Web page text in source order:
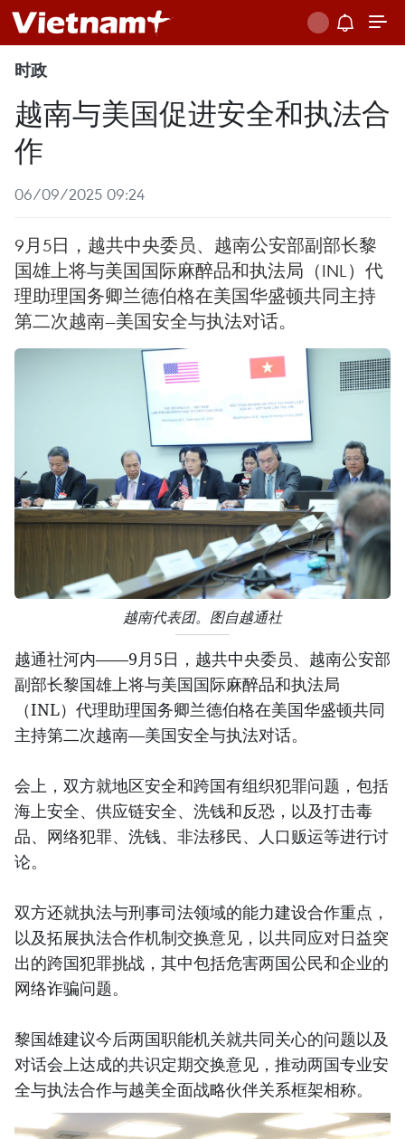
时政
越南与美国促进安全和执法合
作
06/09/2025 09:24
9月5日，越共中央委员、越南公安部副部长黎
国雄上将与美国国际麻醉品和执法局（INL）代
理助理国务卿兰德伯格在美国华盛顿共同主持
第二次越南—美国安全与执法对话。
越南代表团。图自越通社
越通社河内——9月5日，越共中央委员、越南公安部
副部长黎国雄上将与美国国际麻醉品和执法局
（INL）代理助理国务卿兰德伯格在美国华盛顿共同
主持第二次越南—美国安全与执法对话。
会上，双方就地区安全和跨国有组织犯罪问题，包括
海上安全、供应链安全、洗钱和反恐，以及打击毒
品、网络犯罪、洗钱、非法移民、人口贩运等进行讨
论。
双方还就执法与刑事司法领域的能力建设合作重点，
以及拓展执法合作机制交换意见，以共同应对日益突
出的跨国犯罪挑战，其中包括危害两国公民和企业的
网络诈骗问题。
黎国雄建议今后两国职能机关就共同关心的问题以及
对话会上达成的共识定期交换意见，推动两国专业安
全与执法合作与越美全面战略伙伴关系框架相称。